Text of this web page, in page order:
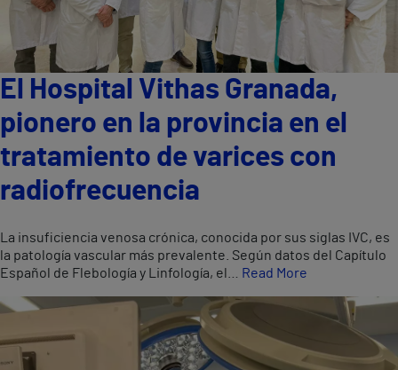
El Hospital Vithas Granada,
pionero en la provincia en el
tratamiento de varices con
radiofrecuencia
La insuficiencia venosa crónica, conocida por sus siglas IVC, es
la patología vascular más prevalente. Según datos del Capítulo
Español de Flebología y Linfología, el… Read More